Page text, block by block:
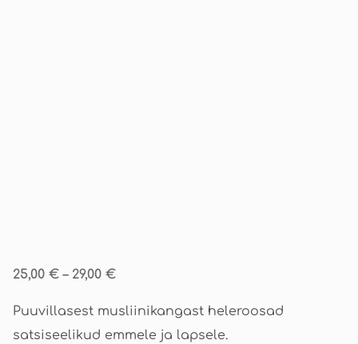
25,00 € – 29,00 €
Puuvillasest musliinikangast heleroosad
satsiseelikud emmele ja lapsele.